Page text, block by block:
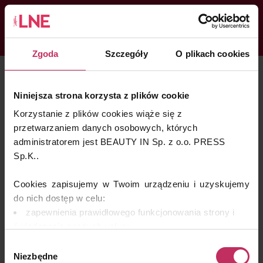
Zgoda Szczegóły O plikach cookies
Niniejsza strona korzysta z plików cookie
Korzystanie z plików cookies wiąże się z
przetwarzaniem danych osobowych, których
administratorem jest BEAUTY IN Sp. z o.o. PRESS
Sp.K..
Cookies zapisujemy w Twoim urządzeniu i uzyskujemy
do nich dostęp w celu:
zapewnienia prawidłowego funkcjonowania strony i
analizy zachowań użytkowników w celu ich lepszego
zgody
Niezbędne
LNENEWS KONTAKT ZALOGUJ
KONGRES I TARGI
Skin Master w Warszawie
49. edycja w Krakowie
VIDEO
PODCAST
MAGAZYN
PIELĘGNACJA-OLD